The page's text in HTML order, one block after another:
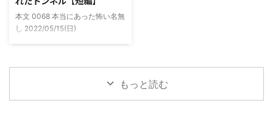
た時に必死に念じたら除霊できた
っていう話だった。その時数人で
い ...
本文 0068 本当にあった怖い名無
し 2022/05/15(日)
る。陸の孤島と呼ばれたその地区
と隣の市を繋ぐ林道として計画さ
もっと読む